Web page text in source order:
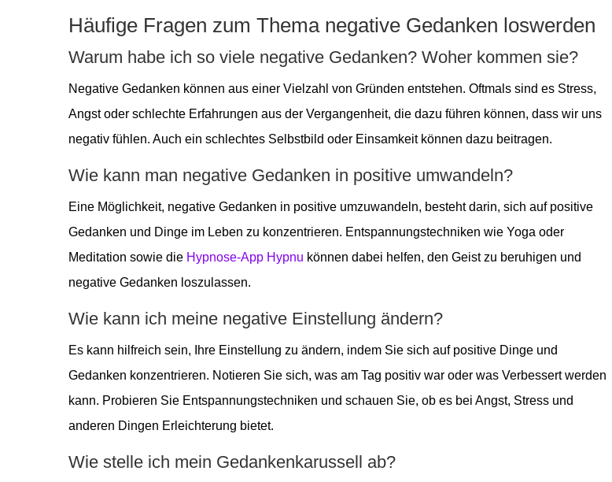
Häufige Fragen zum Thema negative Gedanken loswerden
Warum habe ich so viele negative Gedanken? Woher kommen sie?
Negative Gedanken können aus einer Vielzahl von Gründen entstehen. Oftmals sind es Stress,
Angst oder schlechte Erfahrungen aus der Vergangenheit, die dazu führen können, dass wir uns
negativ fühlen. Auch ein schlechtes Selbstbild oder Einsamkeit können dazu beitragen.
Wie kann man negative Gedanken in positive umwandeln?
Eine Möglichkeit, negative Gedanken in positive umzuwandeln, besteht darin, sich auf positive
Gedanken und Dinge im Leben zu konzentrieren. Entspannungstechniken wie Yoga oder
Meditation sowie die Hypnose-App Hypnu können dabei helfen, den Geist zu beruhigen und
negative Gedanken loszulassen.
Wie kann ich meine negative Einstellung ändern?
Es kann hilfreich sein, Ihre Einstellung zu ändern, indem Sie sich auf positive Dinge und
Gedanken konzentrieren. Notieren Sie sich, was am Tag positiv war oder was Verbessert werden
kann. Probieren Sie Entspannungstechniken und schauen Sie, ob es bei Angst, Stress und
anderen Dingen Erleichterung bietet.
Wie stelle ich mein Gedankenkarussell ab?